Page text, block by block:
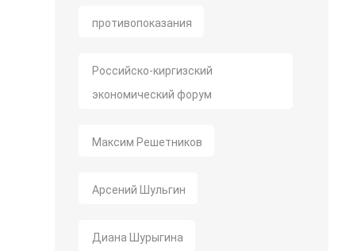
противопоказания
Российско-киргизский
экономический форум
Максим Решетников
Арсений Шульгин
Диана Шурыгина